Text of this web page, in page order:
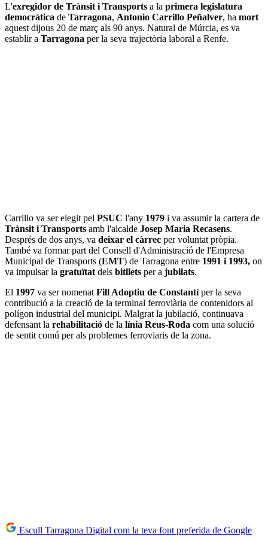
L'exregidor de Trànsit i Transports a la primera legislatura
democràtica de Tarragona, Antonio Carrillo Peñalver, ha mort
aquest dijous 20 de març als 90 anys. Natural de Múrcia, es va
establir a Tarragona per la seva trajectòria laboral a Renfe.
Carrillo va ser elegit pel PSUC l'any 1979 i va assumir la cartera de
Trànsit i Transports amb l'alcalde Josep Maria Recasens.
Després de dos anys, va deixar el càrrec per voluntat pròpia.
També va formar part del Consell d'Administració de l'Empresa
Municipal de Transports (EMT) de Tarragona entre 1991 i 1993, on
va impulsar la gratuïtat dels bitllets per a jubilats.
El 1997 va ser nomenat Fill Adoptiu de Constantíper la seva
contribució a la creació de la terminal ferroviària de contenidors al
polígon industrial del municipi. Malgrat la jubilació, continuava
defensant la rehabilitació de la línia Reus-Roda com una solució
de sentit comú per als problemes ferroviaris de la zona.
Escull Tarragona Digital com la teva font preferida de Google